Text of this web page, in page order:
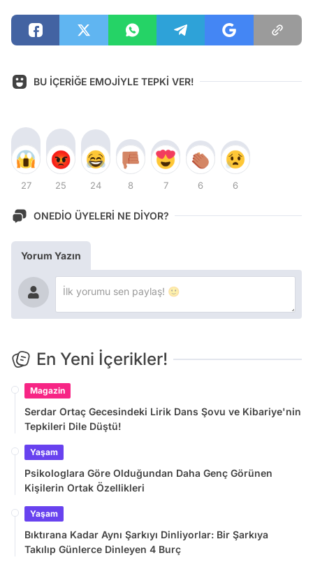
BU İÇERİĞE EMOJİYLE TEPKİ VER!
27 25 24 8 7 6 6
ONEDİO ÜYELERİ NE DİYOR?
Yorum Yazın
En Yeni İçerikler!
Magazin
Serdar Ortaç Gecesindeki Lirik Dans Şovu ve Kibariye'nin
Tepkileri Dile Düştü!
Yaşam
Psikologlara Göre Olduğundan Daha Genç Görünen
Kişilerin Ortak Özellikleri
Yaşam
Bıktırana Kadar Aynı Şarkıyı Dinliyorlar: Bir Şarkıya
Takılıp Günlerce Dinleyen 4 Burç